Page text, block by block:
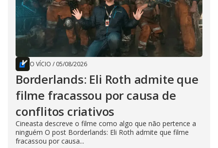
O VÍCIO / 05/08/2026
Borderlands: Eli Roth admite que
filme fracassou por causa de
conflitos criativos
Cineasta descreve o filme como algo que não pertence a
ninguém O post Borderlands: Eli Roth admite que filme
fracassou por causa...